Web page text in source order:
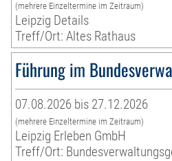
(mehrere Einzeltermine im Zeitraum)
Leipzig Details
Treff/Ort: Altes Rathaus
Führung im
07.08.2026 bis 27.12.2026
(mehrere Einzeltermine im Zeitraum)
Leipzig Erleben GmbH
Treff/Ort: